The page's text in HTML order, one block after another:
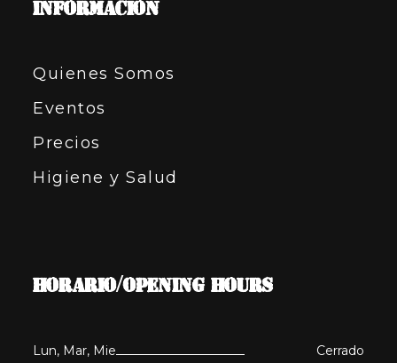
INFORMACION
Quienes Somos
Eventos
Precios
Higiene y Salud
HORARIO/OPENING HOURS
Lun, Mar, Mie
Cerrado